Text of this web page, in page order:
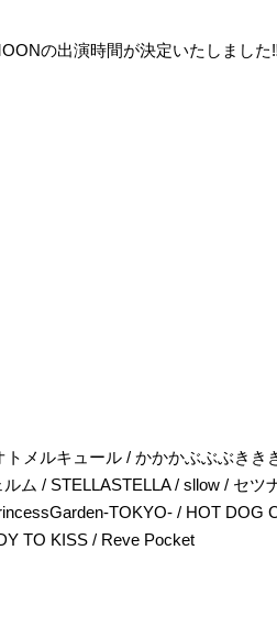
の出演時間が決定いたしました
メルキュール / かかかぶぶぶきき
ム / STELLASTELLA / sllow / セツ
TOKYO- / HOT DOG
TO KISS / Reve Pocket